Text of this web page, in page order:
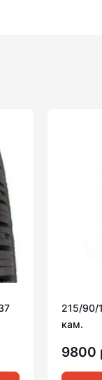
215/90/
кам.
9800